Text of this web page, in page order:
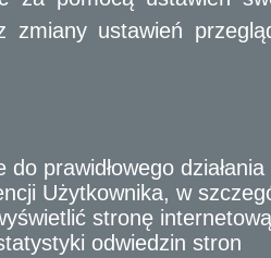
cele rolne i leśne uznaje się
zadrzewione i zakrzewione, a także
nie ustalono dla nich warunków zabudowy i
z warunkami określonymi w decyzji o
i zagospodarowania terenu.
zabytków – pozwolenie od
aktualnej odbitce zasadniczej mapy
ustawień
prawidłowego
Użytkownika, w
stronę internetową
odwiedzin stron